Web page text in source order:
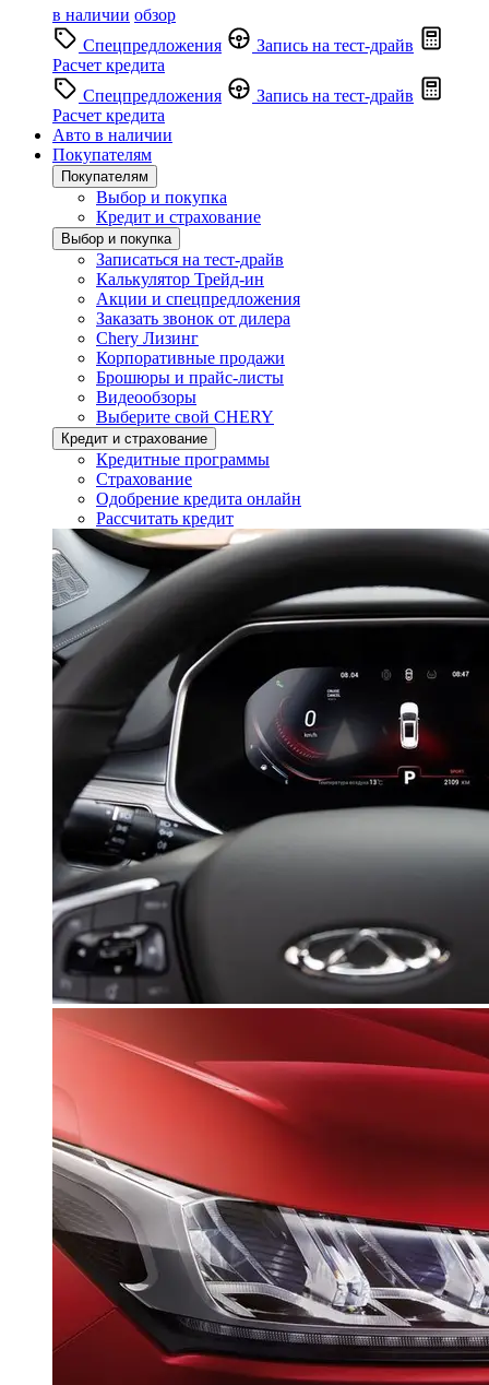
в наличии обзор
Спецпредложения
Запись на тест-драйв
Расчет кредита
Спецпредложения
Запись на тест-драйв
Расчет кредита
Авто в наличии
Покупателям
Покупателям
Выбор и покупка
Кредит и страхование
Выбор и покупка
Записаться на тест-драйв
Калькулятор Трейд-ин
Акции и спецпредложения
Заказать звонок от дилера
Chery Лизинг
Корпоративные продажи
Брошюры и прайс-листы
Видеообзоры
Выберите свой CHERY
Кредит и страхование
Кредитные программы
Страхование
Одобрение кредита онлайн
Рассчитать кредит